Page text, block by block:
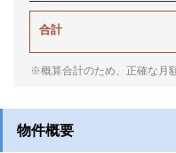
合計
※概算合計のため、正確な月
物件概要